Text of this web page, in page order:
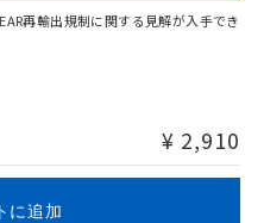
能性があります。
再輸出規制に関する見解が入手でき
¥ 2,910
に追加